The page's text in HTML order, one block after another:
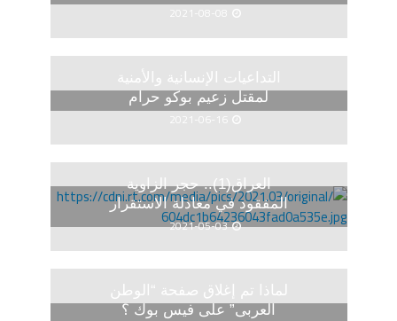
2021-08-08
التداعيات الإنسانية والأمنية
لمقتل زعيم بوكو حرام
2021-06-16
العراق(1).. حجر الزاوية
المفقود في معادلة الاستقرار
2021-05-03
لماذا تم إغلاق صفحة “الوطن
العربى” على فيس بوك ؟